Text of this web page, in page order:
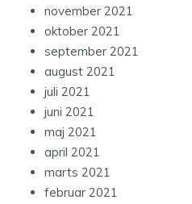
november 2021
oktober 2021
september 2021
august 2021
juli 2021
juni 2021
maj 2021
april 2021
marts 2021
februar 2021